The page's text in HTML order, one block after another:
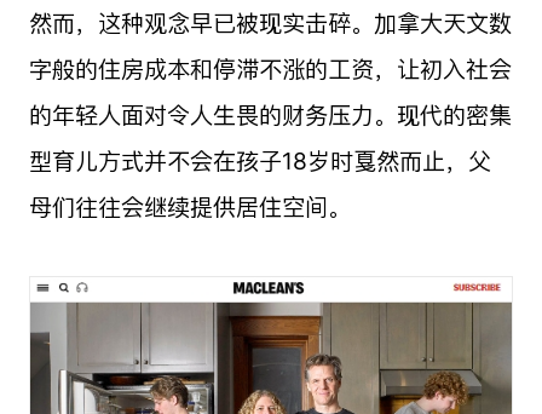
然而，这种观念早已被现实击碎。加拿大天文数
字般的住房成本和停滞不涨的工资，让初入社会
的年轻人面对令人生畏的财务压力。现代的密集
型育儿方式并不会在孩子18岁时戛然而止，父
母们往往会继续提供居住空间。